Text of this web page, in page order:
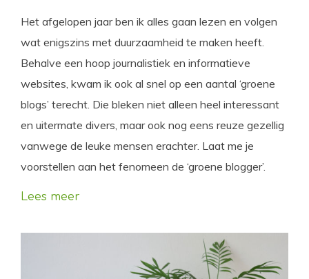
Het afgelopen jaar ben ik alles gaan lezen en volgen
wat enigszins met duurzaamheid te maken heeft.
Behalve een hoop journalistiek en informatieve
websites, kwam ik ook al snel op een aantal ‘groene
blogs’ terecht. Die bleken niet alleen heel interessant
en uitermate divers, maar ook nog eens reuze gezellig
vanwege de leuke mensen erachter. Laat me je
voorstellen aan het fenomeen de ‘groene blogger’.
Lees meer